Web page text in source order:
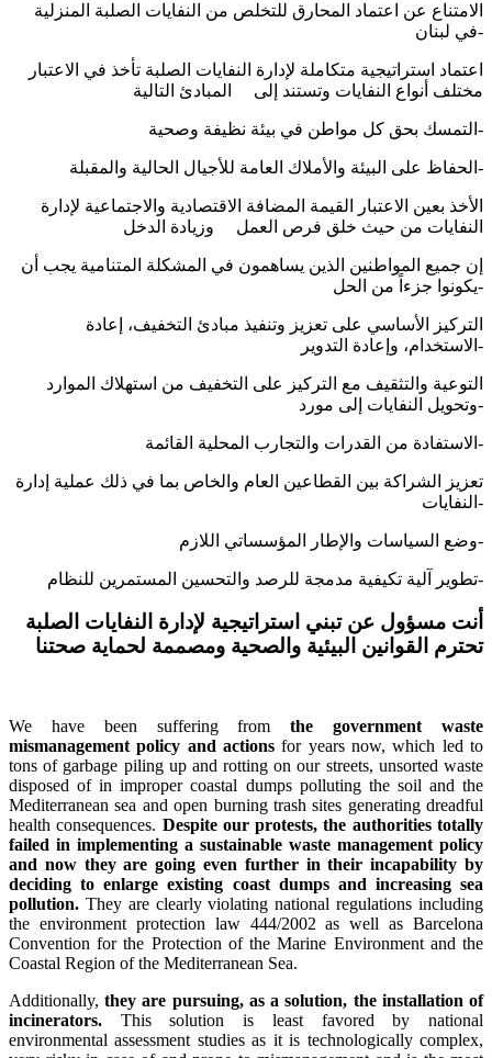
الامتناع عن اعتماد المحارق للتخلص من النفايات الصلبة المنزلية
في لبنان-
مختلف أنواع النفايات وتستند إلى المبادئ التالية
التمسك بحق كل مواطن في بيئة نظيفة وصحية-
الحفاظ على البيئة والأملاك العامة للأجيال الحالية والمقبلة-
النفايات من حيث خلق فرص العمل وزيادة الدخل
يكونوا جزءاً من الحل-
الاستخدام، وإعادة التدوير-
التوعية والتثقيف مع التركيز على التخفيف من استهلاك الموارد
وتحويل النفايات إلى مورد-
الاستفادة من القدرات والتجارب المحلية القائمة-
النفايات-
وضع السیاسات والإطار المؤسساتي اللازم-
تطوير آلية تكيفية مدمجة للرصد والتحسين المستمرين للنظام-
أنت مسؤول عن تبني استراتيجية لإدارة النفايات الصلبة
تحترم القوانين البيئية والصحية ومصممة لحماية صحتنا
We have been suffering fromthe government waste
mismanagement policy and actions for years now, which led to
tons of garbage piling up and rotting on our streets, unsorted waste
disposed of in improper coastal dumps polluting the soil and the
Mediterranean sea and open burning trash sites generating dreadful
health consequences. Despite our protests, the authorities totally
failed in implementing a sustainable waste management policy
and now they are going even further in their incapability by
deciding to enlarge existing coast dumps and increasing sea
pollution. They are clearly violating national regulations including
the environment protection law 444/2002 as well as Barcelona
Convention for the Protection of the Marine Environment and the
Coastal Region of the Mediterranean Sea.
Additionally,they are pursuing, as a solution, the installation of
incinerators. This solution is least favored by national
environmental assessment studies as it is technologically complex,